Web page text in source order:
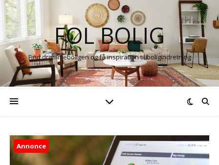
FOL BOLIG
Find drømmeboligen og få inspiration til boligindretning
Annonce